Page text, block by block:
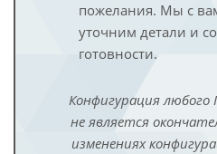
пожелания. Мы с
уточним детали и
готовности.
Конфигурация
не является
изменениях